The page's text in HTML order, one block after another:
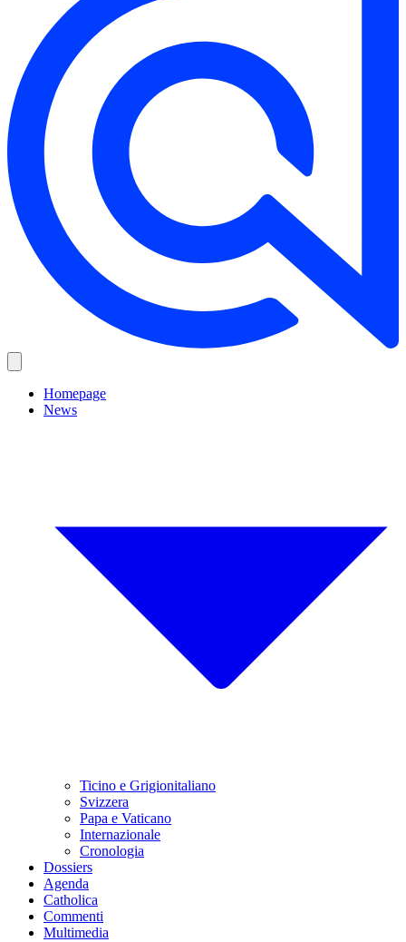
Homepage
News
Ticino e Grigionitaliano
Svizzera
Papa e Vaticano
Internazionale
Cronologia
Dossiers
Agenda
Catholica
Commenti
Multimedia